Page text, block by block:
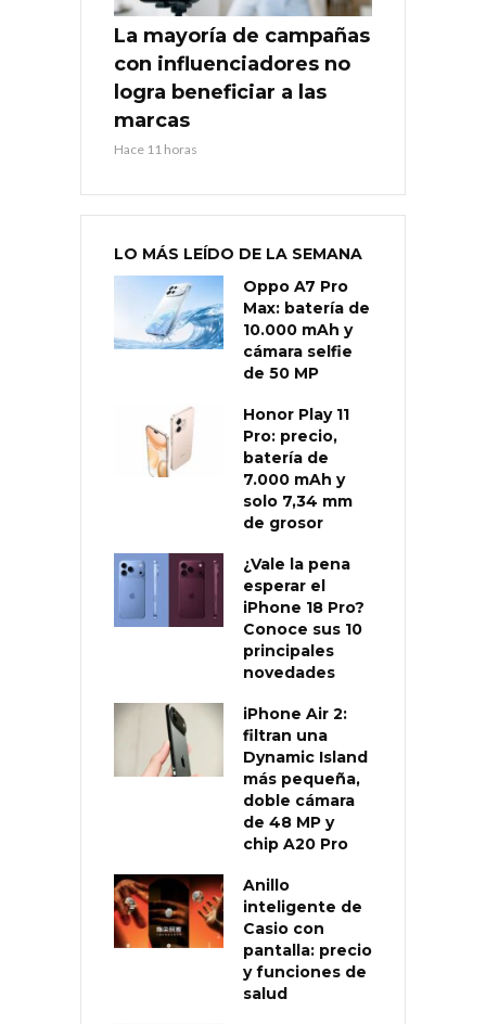
La mayoría de campañas
con influenciadores no
logra beneficiar a las
marcas
Hace 11 horas
LO MÁS LEÍDO DE LA SEMANA
Oppo A7 Pro
Max: batería de
10.000 mAh y
cámara selfie
de 50 MP
Honor Play 11
Pro: precio,
batería de
7.000 mAh y
solo 7,34 mm
de grosor
¿Vale la pena
esperar el
iPhone 18 Pro?
Conoce sus 10
principales
novedades
iPhone Air 2:
filtran una
Dynamic Island
más pequeña,
doble cámara
de 48 MP y
chip A20 Pro
Anillo
inteligente de
Casio con
pantalla: precio
y funciones de
salud